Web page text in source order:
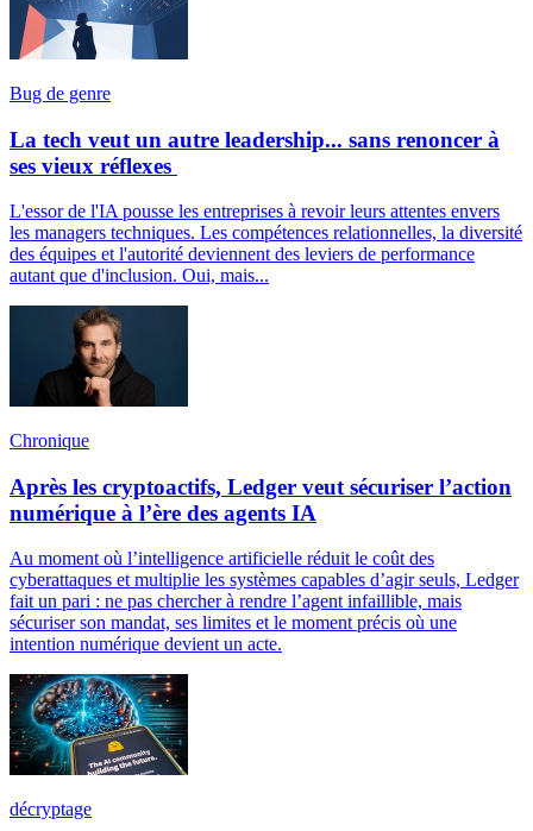
Bug de genre
La tech veut un autre leadership... sans renoncer à
ses vieux réflexes
L'essor de l'IA pousse les entreprises à revoir leurs attentes envers
les managers techniques. Les compétences relationnelles, la diversité
des équipes et l'autorité deviennent des leviers de performance
autant que d'inclusion. Oui, mais...
Chronique
Après les cryptoactifs, Ledger veut sécuriser l’action
numérique à l’ère des agents IA
Au moment où l’intelligence artificielle réduit le coût des
cyberattaques et multiplie les systèmes capables d’agir seuls, Ledger
fait un pari : ne pas chercher à rendre l’agent infaillible, mais
sécuriser son mandat, ses limites et le moment précis où une
intention numérique devient un acte.
décryptage